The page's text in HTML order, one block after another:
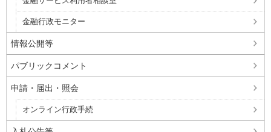
金融行政モニター
情報公開等
パブリックコメント
申請・届出・照会
オンライン行政手続